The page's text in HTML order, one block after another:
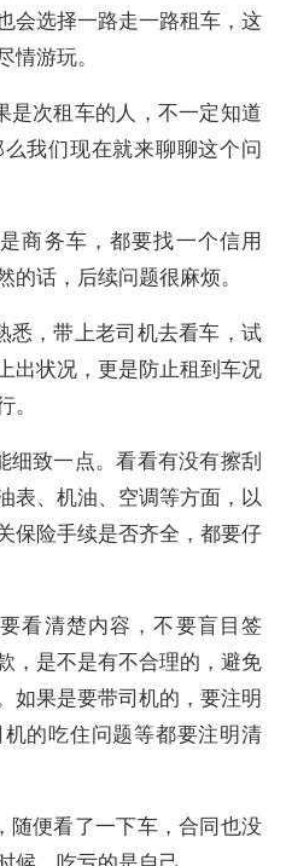
会选择一路走一路租车，这
游玩。
是次租车的人，不一定知道
我们现在就来聊聊这个问
商务车，都要找一个信用
话，后续问题很麻烦。
悉，带上老司机去看车，试
出状况，更是防止租到车况
细致一点。看看有没有擦刮
表、机油、空调等方面，以
保险手续是否齐全，都要仔
看清楚内容，不要盲目签
，是不是有不合理的，避免
如果是要带司机的，要注明
的吃住问题等都要注明清
随便看了一下车，合同也没